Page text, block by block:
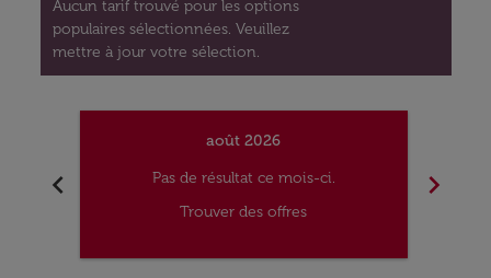
Aucun tarif trouvé pour les options
populaires sélectionnées. Veuillez
mettre à jour votre sélection.
chevron_left
août 2026
Pas de résultat ce mois-ci.
Trouver des offres
chevron_right